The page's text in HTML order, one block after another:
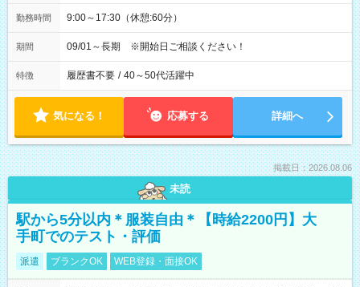
勤務時間 9:00～17:30（休憩:60分）
期間 09/01～長期 ※開始日ご相談ください！
特徴 履歴書不要 / 40～50代活躍中
気になる！ 応募する 詳細へ
掲載日：2026.08.06
未読
駅から5分以内＊服装自由＊【時給2200円】大
手町でのテスト・評価
派遣 ブランクOK WEB登録・面接OK